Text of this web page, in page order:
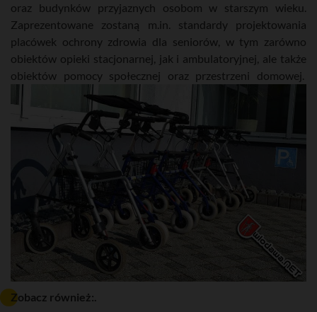
oraz budynków przyjaznych osobom w starszym wieku.
Zaprezentowane zostaną m.in. standardy projektowania
placówek ochrony zdrowia dla seniorów, w tym zarówno
obiektów opieki stacjonarnej, jak i ambulatoryjnej, ale także
obiektów pomocy społecznej oraz przestrzeni domowej.
Zobacz również:.